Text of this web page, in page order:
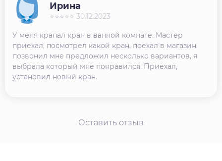
У меня крапал кран в ванной комнате. Мастер
приехал, посмотрел какой кран, поехал в магазин,
позвонил мне предложил несколько вариантов, я
выбрала который мне понравился. Приехал,
установил новый кран.
Ирина
⭐⭐⭐⭐⭐ 30.12.2023
Оставить отзыв